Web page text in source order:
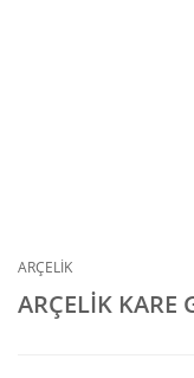
ARÇELİK
ARÇELİK KARE